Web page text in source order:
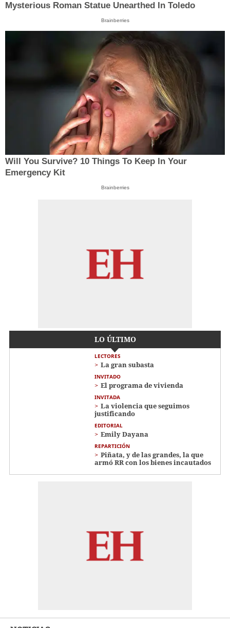
Mysterious Roman Statue Unearthed In Toledo
Brainberries
Will You Survive? 10 Things To Keep In Your
Emergency Kit
Brainberries
LO ÚLTIMO
LECTORES
La gran subasta
INVITADO
El programa de vivienda
INVITADA
La violencia que seguimos
justificando
EDITORIAL
Emily Dayana
REPARTICIÓN
Piñata, y de las grandes, la que
armó RR con los bienes incautados